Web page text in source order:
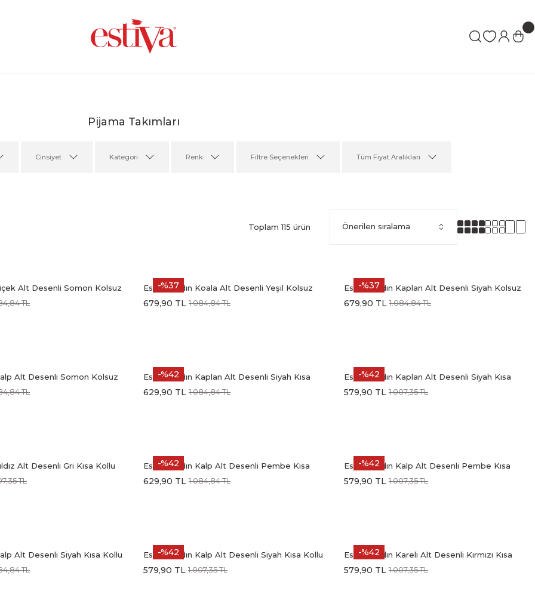
Pijama Takımları
Cinsiyet Kategori Renk Filtre Seçenekleri Tüm Fiyat Aralıkları
Toplam 115 ürün
Alt Desenli Somon Kolsuz
Pijama Takımı
TL
-%37
Estiva Kadın Koala Alt Desenli Yeşil Kolsuz
Şortlu Penye Lycra Pijama Takımı
679,90 TL 1.084,84 TL
-%37
Estiva Kadın Kaplan Alt Desenli Siyah Kolsuz
Şortlu Penye Lycra Pijama Takımı
679,90 TL 1.084,84 TL
Alt Desenli Somon Kolsuz
Pijama Takımı
TL
-%42
Estiva Kadın Kaplan Alt Desenli Siyah Kısa
Kollu Kaprili Soft Battal Pijama Takımı
629,90 TL 1.084,84 TL
-%42
Estiva Kadın Kaplan Alt Desenli Siyah Kısa
Kollu Kaprili Soft Pijama Takımı
579,90 TL 1.007,35 TL
Alt Desenli Gri Kısa Kollu
Takımı
TL
-%42
Estiva Kadın Kalp Alt Desenli Pembe Kısa
Kollu Kaprili Soft Battal Pijama Takımı
629,90 TL 1.084,84 TL
-%42
Estiva Kadın Kalp Alt Desenli Pembe Kısa
Kollu Kaprili Soft Pijama Takımı
579,90 TL 1.007,35 TL
Alt Desenli Siyah Kısa Kollu
Pijama Takımı
TL
-%42
Estiva Kadın Kalp Alt Desenli Siyah Kısa Kollu
Kaprili Soft Pijama Takımı
579,90 TL 1.007,35 TL
-%42
Estiva Kadın Kareli Alt Desenli Kırmızı Kısa
Kollu Kaprili Soft Pijama Takımı
579,90 TL 1.007,35 TL